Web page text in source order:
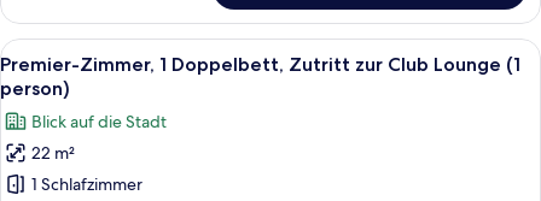
Zweibettzimmer,
Zutritt
zur
Club
Lounge
Alle
Fotos
für
Premier-
Zimmer,
Ein Hotelzimmer mit einem großen
2
Premier-Zimmer, 1 Doppelbett, Zutritt zur Club Lounge (1
person)
Blick auf die Stadt
22 m²
1 Schlafzimmer